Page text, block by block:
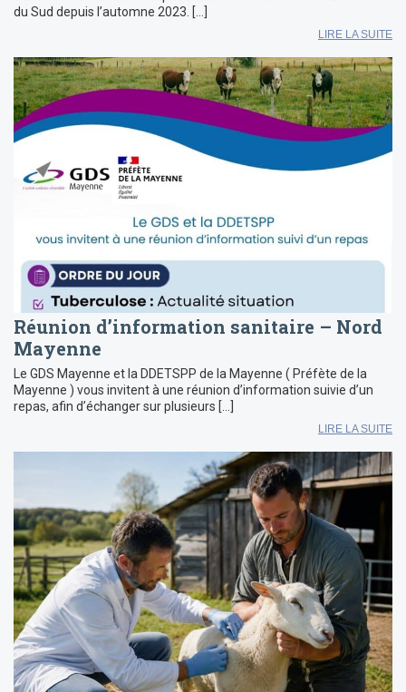
du Sud depuis l’automne 2023. […]
LIRE LA SUITE
Réunion d’information sanitaire – Nord
Mayenne
Le GDS Mayenne et la DDETSPP de la Mayenne ( Préfète de la
Mayenne ) vous invitent à une réunion d’information suivie d’un
repas, afin d’échanger sur plusieurs […]
LIRE LA SUITE